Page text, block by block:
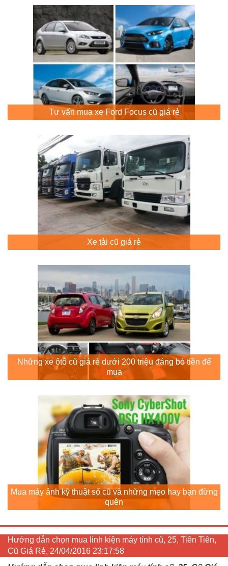
Tư vấn mua xe Ford Focus cũ giá rẻ
Xe tải cũ giá rẻ
Những xe ôtô cũ giá rẻ dưới 200 triệu đáng bỏ tiền để
mua
Mua máy ảnh kỹ thuật số cũ và những mẹo hay bạn đừng
quên
Hướng dẫn chọn mua linh kiện máy tính cũ, 25, Tiên Tiên,
Cũ Giá Rẻ, 24/04/2016 23:17:58